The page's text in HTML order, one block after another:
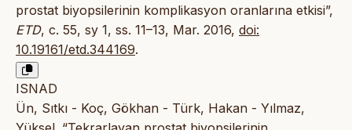
prostat biyopsilerinin komplikasyon oranlarına etkisi”,
ETD, c. 55, sy 1, ss. 11–13, Mar. 2016, doi:
10.19161/etd.344169.
ISNAD
Ün, Sıtkı - Koç, Gökhan - Türk, Hakan - Yılmaz,